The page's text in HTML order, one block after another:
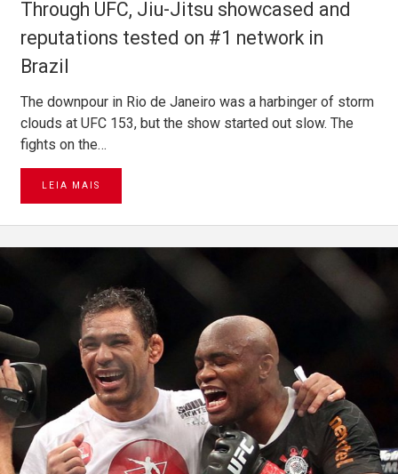
Through UFC, Jiu-Jitsu showcased and
reputations tested on #1 network in
Brazil
The downpour in Rio de Janeiro was a harbinger of storm
clouds at UFC 153, but the show started out slow. The
fights on the…
LEIA MAIS